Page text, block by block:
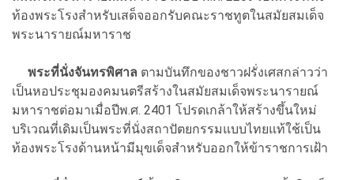
ท้องพระโรงสำหรับเสด็จออกรับคณะราชทูตในสมัยสมเด็จ
พระนารายณ์มหาราช
พระที่นั่งจันทรพิศาล ตามบันทึกของชาวฝรั่งเศสกล่าวว่า
เป็นหอประชุมองคมนตรีสร้างในสมัยสมเด็จพระนารายณ์
มหาราชต่อมาเมื่อปีพ.ศ. 2401 โปรดเกล้าให้สร้างขึ้นใหม่
บริเวณที่เดิมเป็นพระที่นั่งสถาปัตยกรรมแบบไทยแท้ใช้เป็น
ท้องพระโรงด้านหน้ามีมุขเด็จสำหรับออกให้ข้าราชการเฝ้า